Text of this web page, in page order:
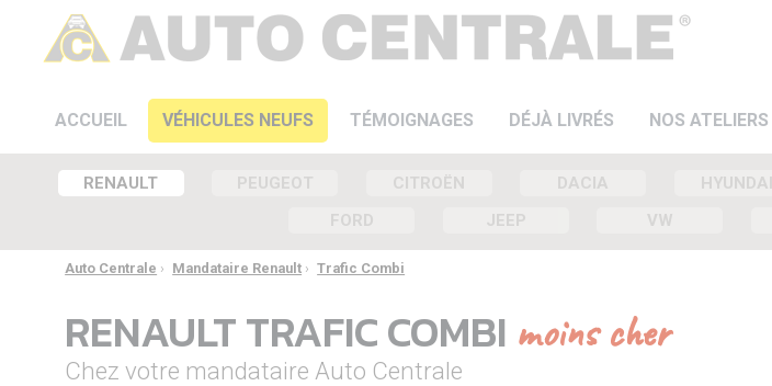
ACCUEIL VÉHICULES NEUFS TÉMOIGNAGES DÉJÀ LIVRÉS NOS ATELIERS
RENAULT PEUGEOT CITROËN DACIA HYUNDAI
FORD
JEEP VW
Auto Centrale › Mandataire Renault › Trafic Combi
RENAULT TRAFIC COMBI moins cher
Chez votre mandataire Auto Centrale